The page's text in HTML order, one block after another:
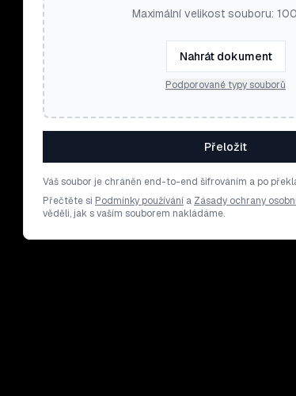
Maximální velikost souboru:
Nahrát dokument
Podporované typy souborů
Přeložit
Váš soubor je chráněn end-to-end šifrováním a po
Přečtěte si Podmínky používání a Zásady ochrany
věděli, jak s vaším souborem nakládáme.